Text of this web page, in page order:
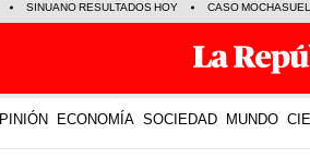
SINUANO RESULTADOS HOY CASO
ECONOMÍA SOCIEDAD MUNDO